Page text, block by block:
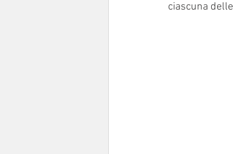
ciascuna